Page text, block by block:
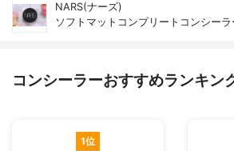
NARS(ナーズ)
ソフトマットコンプリートコンシーラ
コンシーラーおすすめランキン
1位